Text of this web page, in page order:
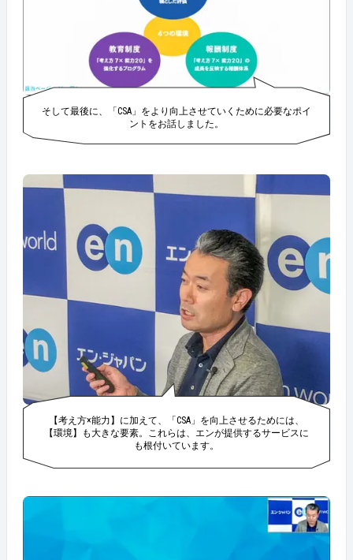
そして最後に、「CSA」をより向上させていくために必要なポイ
ントをお話しました。
【考え方×能力】に加えて、「CSA」を向上させるためには、
【環境】も大きな要素。これらは、エンが提供するサービスに
も根付いています。